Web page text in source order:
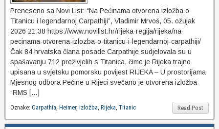
Preneseno sa Novi List: “Na Pećinama otvorena izložba o
Titanicu i legendarnoj Carpathiji”, Vladimir Mrvoš, 05. ožujak
2026 21:38 https://www.novilist.hr/rijeka-regija/rijeka/na-
pecinama-otvorena-izlozba-o-titanicu-i-legendarnoj-carpathiji/
Čak 84 hrvatska člana posade Carpathije sudjelovala su u
spašavanju 712 preživjelih s Titanica, čime je Rijeka trajno
upisana u svjetsku pomorsku povijest RIJEKA – U prostorijama
Mjesnog odbora Pećine u Rijeci svečano je otvorena izložba
“RMS […]
Read Post
Oznake: Carpathia, Heimer, izložba, Rijeka, Titanic